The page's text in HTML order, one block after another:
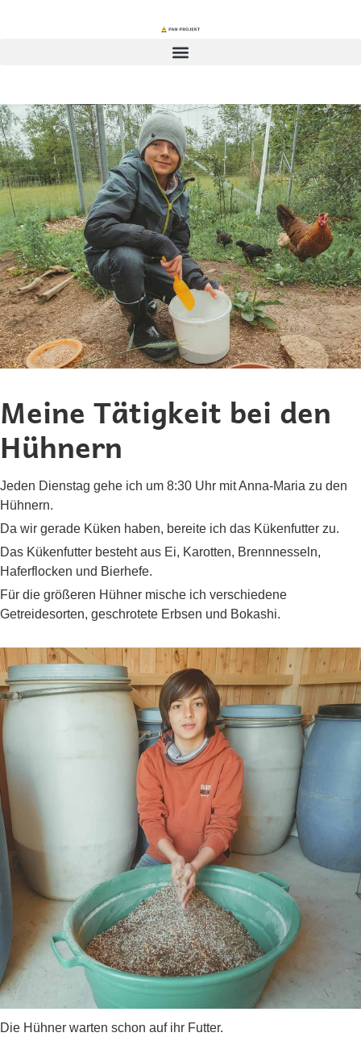
Meine Tätigkeit bei den
Hühnern
Jeden Dienstag gehe ich um 8:30 Uhr mit Anna-Maria zu den
Hühnern.
Da wir gerade Küken haben, bereite ich das Kükenfutter zu.
Das Kükenfutter besteht aus Ei, Karotten, Brennnesseln,
Haferflocken und Bierhefe.
Für die größeren Hühner mische ich verschiedene
Getreidesorten, geschrotete Erbsen und Bokashi.
Die Hühner warten schon auf ihr Futter.